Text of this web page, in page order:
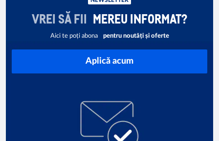
VREI SĂ FII MEREU INFORMAT?
Aici te poți abona pentru noutăți și oferte
Aplică acum